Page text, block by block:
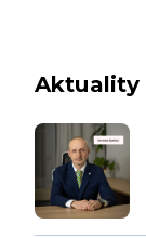
Aktuality